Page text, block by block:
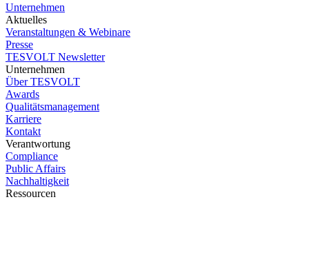
Unternehmen
Aktuelles
Veranstaltungen & Webinare
Presse
TESVOLT Newsletter
Unternehmen
Über TESVOLT
Awards
Qualitätsmanagement
Karriere
Kontakt
Verantwortung
Compliance
Public Affairs
Nachhaltigkeit
Ressourcen